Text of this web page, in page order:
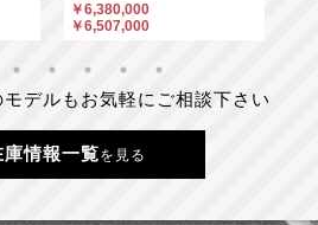
￥6,380,000
￥6,507,000
デルもお気軽にご相談下さい
庫情報一覧を見る